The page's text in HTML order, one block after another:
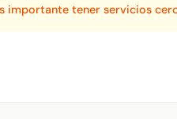
importante tener servicios